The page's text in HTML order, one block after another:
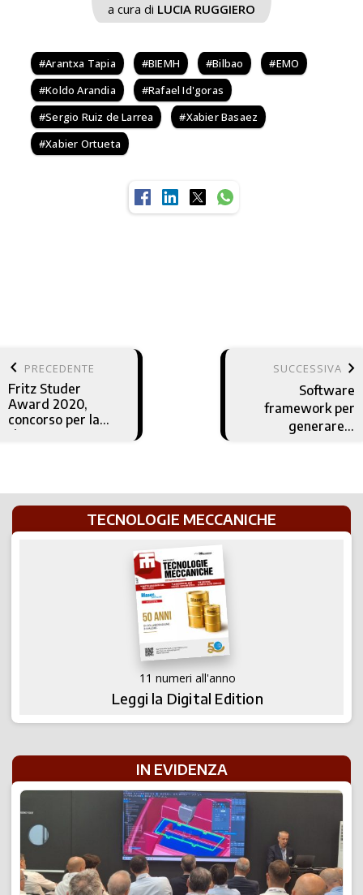
a cura di LUCIA RUGGIERO
Arantxa Tapia BIEMH Bilbao
EMO
Koldo Arandia
Rafael Id'goras
Sergio Ruiz de Larrea
Xabier Basaez
Xabier Ortueta
keyboard_arrow_left PRECEDENTE
Fritz Studer
Award 2020,
concorso per la
ricerca
SUCCESSIVA keyboard_arrow_right
Software
framework per
generare e
TECNOLOGIE MECCANICHE
11 numeri all'anno
Leggi la Digital Edition
IN EVIDENZA